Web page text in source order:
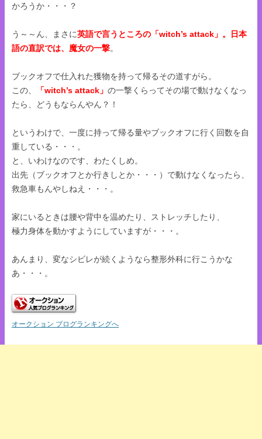
かろうか・・・？
う～～ん、まさに英語で言うところの「witch’s attack」。日本
語の直訳では、魔女の一撃。
ブックオフで仕入れた獲物を持って帰るその道すがら。
この、
「witch’s attack」 の一撃くらってその場で動けなくなっ
たら、どうもならんやん？！
というわけで、一度に持って帰る量やブックオフに行く回数を自
重している・・・。
と、いわけなのです、わたくしめ。
出先（ブックオフとか行きしとか・・・）で動けなくなったら、
救急車もんやしねえ・・・。
家にいるときは腰や背中を温めたり、ストレッチしたり、
極力身体を動かすようにしていますが・・・。
あんまり、変なシビレが続くようなら整形外科に行こうかな
あ・・・。
オークション ブログランキングへ